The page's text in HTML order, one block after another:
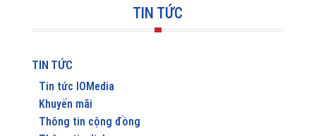
TIN TỨC
TIN TỨC
Tin tức IOMedia
Khuyến mãi
Thông tin cộng đồng